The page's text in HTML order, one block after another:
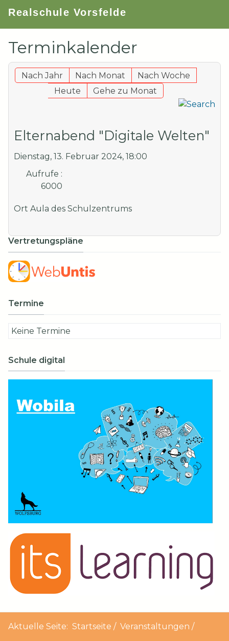
Realschule Vorsfelde
Terminkalender
Nach Jahr Nach Monat
Nach Woche
Heute
Gehe zu Monat
Elternabend "Digitale Welten"
Dienstag, 13. Februar 2024, 18:00
Aufrufe :
6000
Ort Aula des Schulzentrums
Vertretungspläne
Termine
Keine Termine
Schule digital
Aktuelle Seite: Startseite Veranstaltungen